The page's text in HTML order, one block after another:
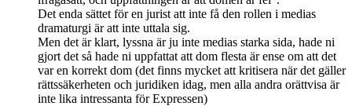
Det enda sättet för en jurist att inte få den rollen i medias
dramaturgi är att inte uttala sig.
Men det är klart, lyssna är ju inte medias starka sida, hade ni
gjort det så hade ni uppfattat att dom flesta är ense om att det
var en korrekt dom (det finns mycket att kritisera när det gäller
rättssäkerheten och juridiken idag, men alla andra orättvisa är
inte lika intressanta för Expressen)